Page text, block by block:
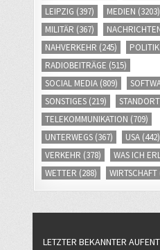
LEIPZIG (397) MEDIEN (3203)
MILITÄR (367)
NAHVERKEHR (245) POLITIK
RADIOBEITRÄGE (515)
SOCIAL MEDIA (809)
SONSTIGES (219) STANDORT
TELEKOMMUNIKATION (709)
UNTERWEGS (367) USA (442)
VERKEHR (378) WAS ICH
WETTER (288) WIRTSCHAFT
LETZTER BEKANNTER